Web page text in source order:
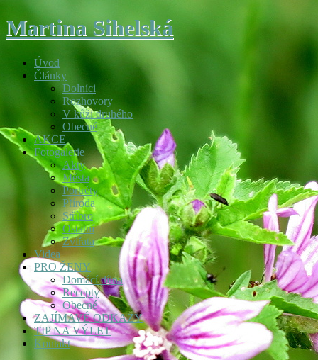
Martina Sihelská
Úvod
Články
Dolníci
Rozhovory
V kůži druhého
Obecné
AKCE
Fotogalerie
Akty
Města
Portréty
Příroda
Stříbro
Ostatní
Zvířata
Videa
PRO ŽENY
Domácí dílna
Recepty
Obecné
ZAJÍMAVÉ ODKAZY
TIP NA VÝLET
Kontakt